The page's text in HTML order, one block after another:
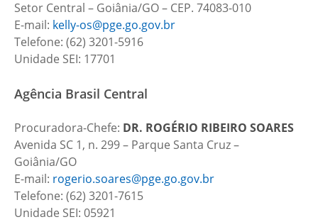
Setor Central – Goiânia/GO – CEP. 74083-010
E-mail: kelly-os@pge.go.gov.br
Telefone: (62) 3201-5916
Unidade SEI: 17701
Agência Brasil Central
Procuradora-Chefe: DR. ROGÉRIO RIBEIRO SOARES
Avenida SC 1, n. 299 – Parque Santa Cruz –
Goiânia/GO
E-mail: rogerio.soares@pge.go.gov.br
Telefone: (62) 3201-7615
Unidade SEI: 05921